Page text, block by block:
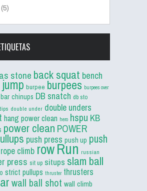
(5)
stone back squat bench
burpee burpees burpees over
chinups DB snatch db sto
double under double unders
hang power clean hero hspu KB
power clean POWER
push press push up push
rope climb rowRun russian
press sit up situps slam ball
strict pullups thruster thrusters
wall ball shot wall climb